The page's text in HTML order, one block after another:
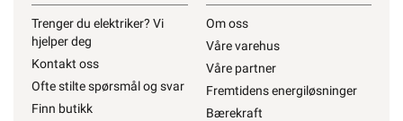
Trenger du elektriker? Vi
hjelper deg
Kontakt oss
Ofte stilte spørsmål og svar
Finn butikk
Om oss
Våre varehus
Våre partner
Fremtidens energiløsninger
Bærekraft